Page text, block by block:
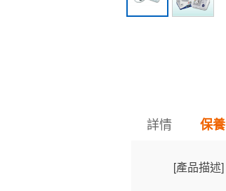
詳情 保養
[產品描述]